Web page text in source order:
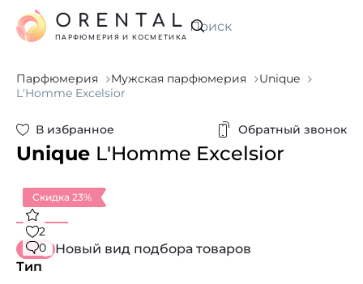
Искать
ORENTAL
ПАРФЮМЕРИЯ И КОСМЕТИКА
Парфюмерия Мужская парфюмерия
Unique
L'Homme Excelsior
В избранное Обратный звонок
Unique L'Homme Excelsior
Скидка 23%
2
0
Новый вид подбора товаров
Тип